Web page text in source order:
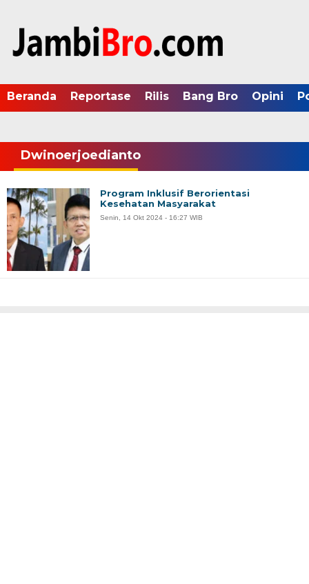
Beranda Reportase Rilis Bang Bro Opini
Dwinoerjoedianto
Program Inklusif Berorientasi
Kesehatan Masyarakat
Senin, 14 Okt 2024 - 16:27 WIB